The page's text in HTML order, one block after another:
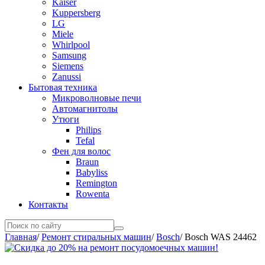
Kaiser
Kuppersberg
LG
Miele
Whirlpool
Samsung
Siemens
Zanussi
Бытовая техника
Микроволновые печи
Автомагнитолы
Утюги
Philips
Tefal
Фен для волос
Braun
Babyliss
Remington
Rowenta
Контакты
Главная/Ремонт стиральных машин/Bosch/Bosch WAS 24462